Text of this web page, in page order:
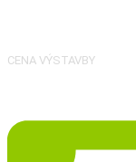
CENA VÝSTAVBY